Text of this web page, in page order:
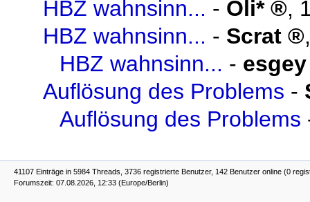
HBZ wahnsinn... - Oli* ,
HBZ wahnsinn... - Scrat
HBZ wahnsinn... - esgey
Auflösung des Problems -
Auflösung des Problems
41107 Einträge in 5984 Threads, 3736 registrierte Benutzer, 142 Benutzer online (0
Forumszeit: 07.08.2026, 12:33 (Europe/Berlin)